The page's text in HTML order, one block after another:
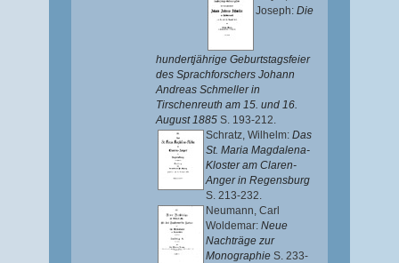
Joseph: Die
hundertjährige Geburtstagsfeier
des Sprachforschers Johann
Andreas Schmeller in
Tirschenreuth am 15. und 16.
August 1885 S. 193-212.
Schratz, Wilhelm: Das
St. Maria Magdalena-
Kloster am Claren-
Anger in Regensburg
S. 213-232.
Neumann, Carl
Woldemar: Neue
Nachträge zur
Monographie S. 233-